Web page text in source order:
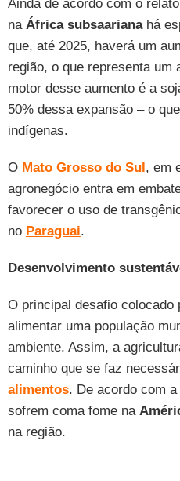
Ainda de acordo com o
na África subsaarianahá
que, até 2025, haverá um
região, o que representa um
motor desse aumento é a
50% dessa expansão – o
indígenas.
O Mato Grosso do Sul, em
agronegócio entra em
favorecer o uso de
no Paraguai.
Desenvolvimento
O principal desafio colocado
alimentar uma população
ambiente. Assim, a
caminho que se faz
alimentos. De acordo com a
sofrem coma fome na
na região.